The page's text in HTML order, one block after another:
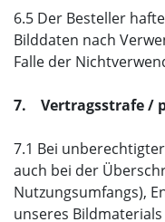
6.5 Der Besteller
Bilddaten nach
Falle der
7. Vertragsstrafe /
7.1 Bei
auch bei der
Nutzungsumfangs),
unseres